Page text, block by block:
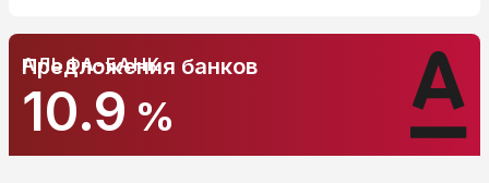
АЛЬФА-БАНК
10.9 %
Предложения банков